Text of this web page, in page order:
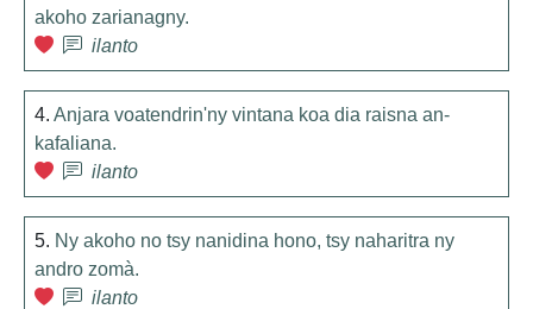
akoho zarianagny.
ilanto
4. Anjara voatendrin'ny vintana koa dia raisna an-
kafaliana.
ilanto
5. Ny akoho no tsy nanidina hono, tsy naharitra ny
andro zomà.
ilanto